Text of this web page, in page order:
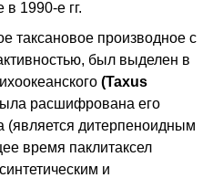
в 1990-е гг.
таксановое производное с
был выделен в
(Taxus
расшифрована его
(является дитерпеноидным
время паклитаксел
и